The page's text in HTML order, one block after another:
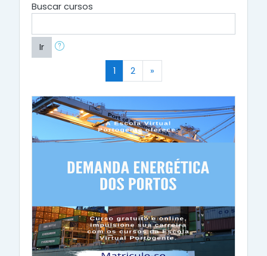
Buscar cursos
Ir
1(atual)
2 »Próximo